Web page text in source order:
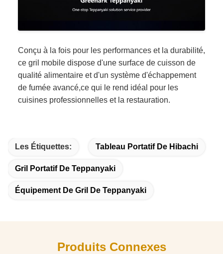
Conçu à la fois pour les performances et la durabilité,
ce gril mobile dispose d'une surface de cuisson de
qualité alimentaire et d'un système d'échappement
de fumée avancé,ce qui le rend idéal pour les
cuisines professionnelles et la restauration.
Les Étiquettes: Tableau Portatif De Hibachi
Gril Portatif De Teppanyaki
Équipement De Gril De Teppanyaki
Produits Connexes